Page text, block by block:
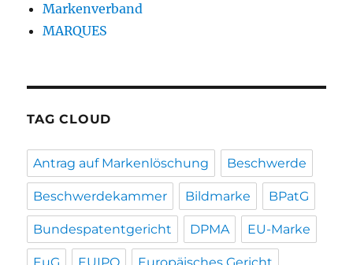
Markenverband
MARQUES
TAG CLOUD
Antrag auf Markenlöschung Beschwerde
Beschwerdekammer Bildmarke BPatG
Bundespatentgericht DPMA EU-Marke